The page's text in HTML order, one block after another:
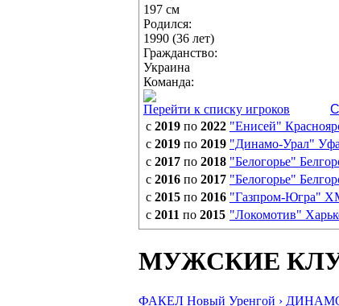
197 см
Родился:
1990 (36 лет)
Гражданство:
Украина
Команда:
Перейти к списку игроков
с 2019 по 2022 "Енисей"
с 2019 по 2019 "Динамо-Урал" Уфа
с 2017 по 2018 "Белогорье"
с 2016 по 2017 "Белогорье"
с 2015 по 2016 "Газпром-Югра"
с 2011 по 2015 "Локомотив"
МУЖСКИЕ
ФАКЕЛ Новый Уренгой › ДИНАМО